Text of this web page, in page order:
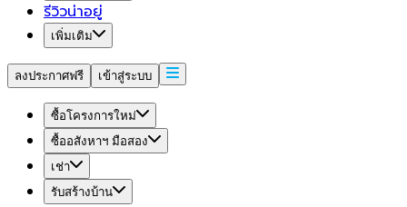
รีวิวน่าอยู่
เพิ่มเติม
ลงประกาศฟรี เข้าสู่ระบบ
ซื้อโครงการใหม่
ซื้ออสังหาฯ มือสอง
เช่า
รับสร้างบ้าน